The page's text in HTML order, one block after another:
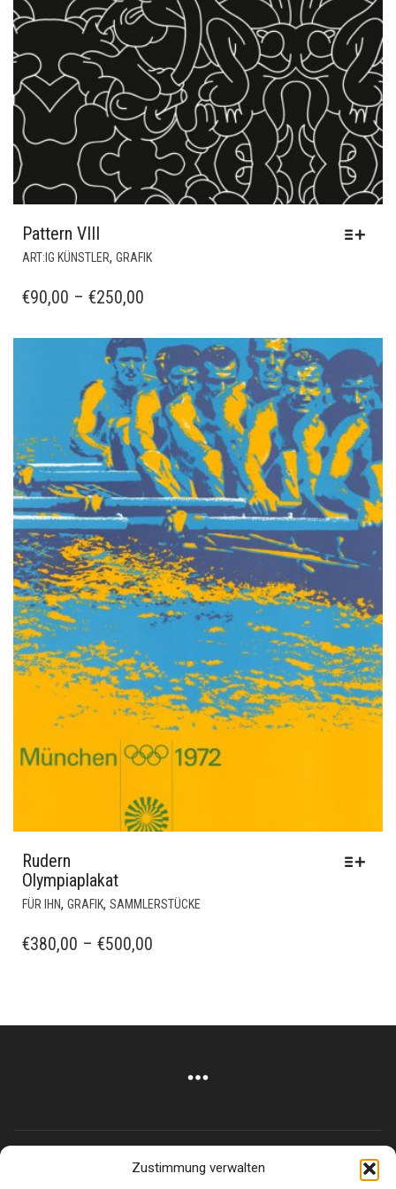
Zustimmung verwalten
Pattern VIII
ART:IG KÜNSTLER, GRAFIKDIESES
AUF.
DIE
OPTIONEN
KÖNNEN
AUF
DER
PRODUKTSEITE
GEWÄHLT
WERDEN
€90,00 – €250,00
BIS
€250,00
Rudern
Olympiaplakat
FÜR IHN, GRAFIK, SAMMLERSTÜCKE
AUF
GEWÄHLT
WERDEN
€380,00 – €500,00
Corneliusstr. 19, München, 80469, Germany